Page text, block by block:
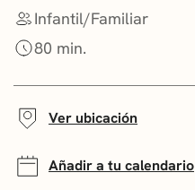
Infantil/Familiar
80 min.
Ver ubicación
Añadir a tu calendario